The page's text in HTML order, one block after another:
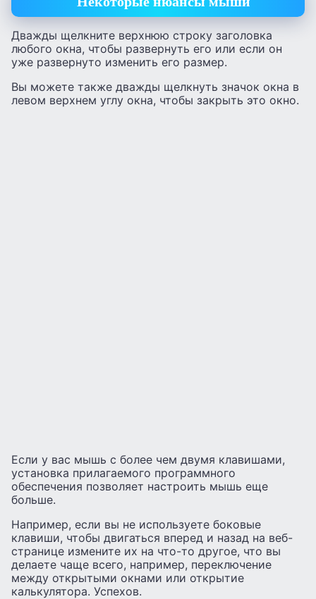
Дважды щелкните верхнюю строку заголовка
любого окна, чтобы развернуть его или если он
уже развернуто изменить его размер.
Вы можете также дважды щелкнуть значок окна в
левом верхнем углу окна, чтобы закрыть это окно.
Если у вас мышь с более чем двумя клавишами,
установка прилагаемого программного
обеспечения позволяет настроить мышь еще
больше.
Например, если вы не используете боковые
клавиши, чтобы двигаться вперед и назад на веб-
странице измените их на что-то другое, что вы
делаете чаще всего, например, переключение
между открытыми окнами или открытие
калькулятора. Успехов.